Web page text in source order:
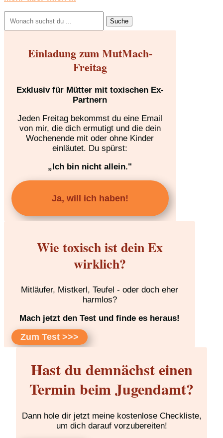
nach:
Einladung zum MutMach-
Freitag
Exklusiv für Mütter mit toxischen Ex-
Partnern
Jeden Freitag bekommst du eine Email
von mir, die dich ermutigt und die dein
Wochenende mit oder ohne Kinder
einläutet. Du spürst:
„Ich bin nicht allein."
Ja, will ich haben!
Wie toxisch ist dein Ex
wirklich?
Mitläufer, Mistkerl, Teufel - oder doch eher
harmlos?
Mach jetzt den Test und finde es heraus!
Zum Test >>>
Hast du demnächst einen
Termin beim Jugendamt?
Dann hole dir jetzt meine kostenlose Checkliste,
um dich darauf vorzubereiten!